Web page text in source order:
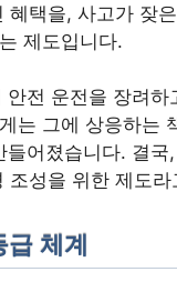
혜택을, 사고가 잦
제도입니다.
안전 운전을 장려하
는 그에 상응하는
들어졌습니다. 결
조성을 위한 제도
체계